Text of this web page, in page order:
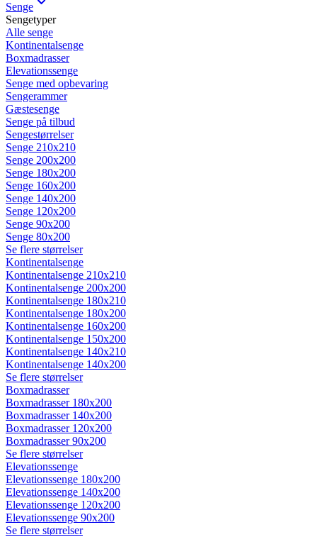
Senge
Sengetyper
Alle senge
Kontinentalsenge
Boxmadrasser
Elevationssenge
Senge med opbevaring
Sengerammer
Gæstesenge
Senge på tilbud
Sengestørrelser
Senge 210x210
Senge 200x200
Senge 180x200
Senge 160x200
Senge 140x200
Senge 120x200
Senge 90x200
Senge 80x200
Se flere størrelser
Kontinentalsenge
Kontinentalsenge 210x210
Kontinentalsenge 200x200
Kontinentalsenge 180x210
Kontinentalsenge 180x200
Kontinentalsenge 160x200
Kontinentalsenge 150x200
Kontinentalsenge 140x210
Kontinentalsenge 140x200
Se flere størrelser
Boxmadrasser
Boxmadrasser 180x200
Boxmadrasser 140x200
Boxmadrasser 120x200
Boxmadrasser 90x200
Se flere størrelser
Elevationssenge
Elevationssenge 180x200
Elevationssenge 140x200
Elevationssenge 120x200
Elevationssenge 90x200
Se flere størrelser